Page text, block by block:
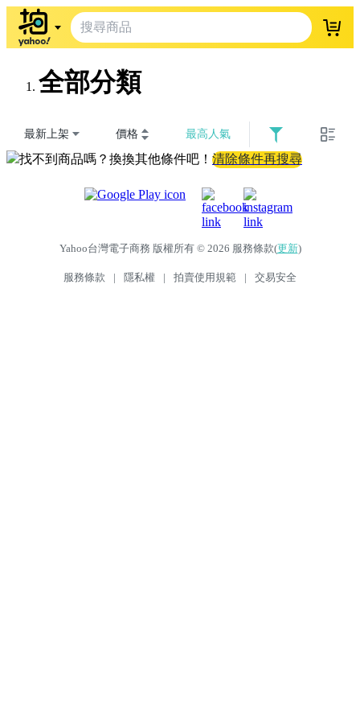
登入
全部分類
最新上架 價格 最高人氣
找不到商品嗎？換換其他條件吧！ 清除條件再搜尋
Yahoo台灣電子商務 版權所有 © 2026 服務條款(更新)
服務條款 | 隱私權 | 拍賣使用規範 | 交易安全